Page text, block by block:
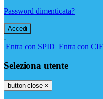
Password dimenticata?
-
Entra con SPID Entra con CIE
Seleziona utente
button close ×